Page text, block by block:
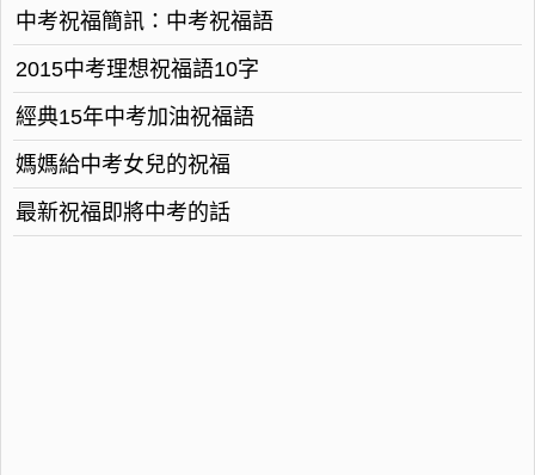
中考祝福簡訊：中考祝福語
2015中考理想祝福語10字
經典15年中考加油祝福語
媽媽給中考女兒的祝福
最新祝福即將中考的話